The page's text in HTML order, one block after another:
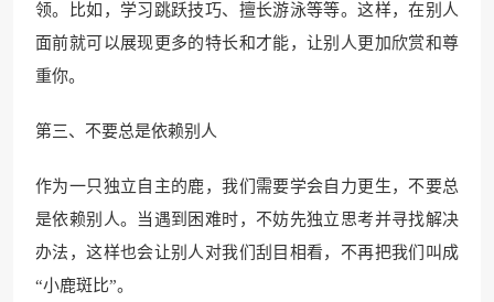
领。比如，学习跳跃技巧、擅长游泳等等。这样，在别人
面前就可以展现更多的特长和才能，让别人更加欣赏和尊
重你。
第三、不要总是依赖别人
作为一只独立自主的鹿，我们需要学会自力更生，不要总
是依赖别人。当遇到困难时，不妨先独立思考并寻找解决
办法，这样也会让别人对我们刮目相看，不再把我们叫成
“小鹿斑比”。